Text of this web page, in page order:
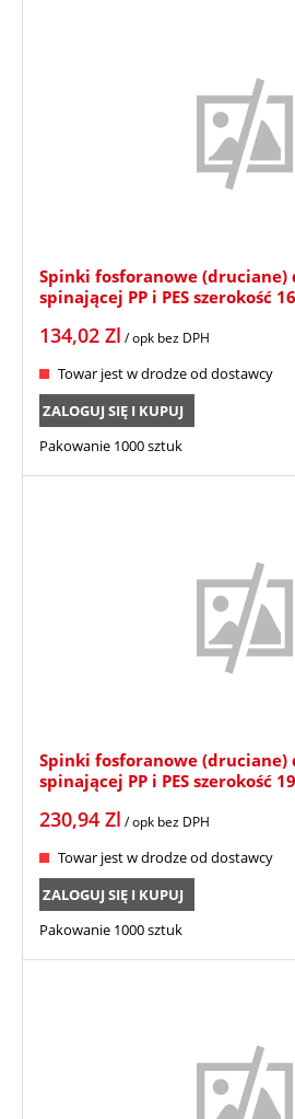
Spinki fosforanowe (druciane)
spinającej PP i PES szerokość
134,02 Zl / opk bez DPH
Towar jest w drodze od dostawcy
ZALOGUJ SIĘ I KUPUJ
Pakowanie 1000 sztuk
Spinki fosforanowe (druciane)
spinającej PP i PES szerokość
230,94 Zl / opk bez DPH
Towar jest w drodze od dostawcy
ZALOGUJ SIĘ I KUPUJ
Pakowanie 1000 sztuk